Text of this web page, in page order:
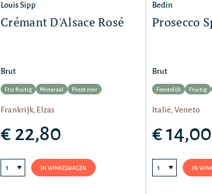
Louis Sipp
Crémant D'Alsace Rosé
Brut
Fris fruitig Mineraal Pinot noir
Frankrijk, Elzas
€ 22,80
IN WINKELWAGEN
Bedin
Prosecco
Brut
Feestelijk Fruitig
Italië, Veneto
€ 14,00
IN